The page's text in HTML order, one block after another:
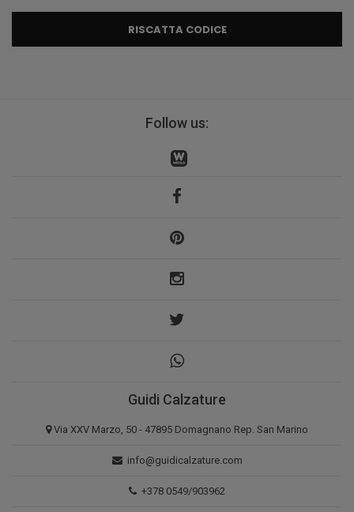
RISCATTA CODICE
Follow us:
Guidi Calzature
Via XXV Marzo, 50 - 47895 Domagnano Rep. San Marino
info@guidicalzature.com
+378 0549/903962